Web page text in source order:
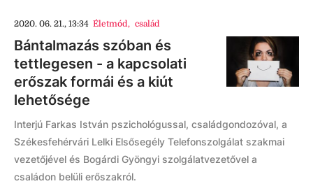
2020. 06. 21., 13:34 Életmód, család
Bántalmazás szóban és
tettlegesen - a kapcsolati
erőszak formái és a kiút
lehetősége
Interjú Farkas István pszichológussal, családgondozóval, a
Székesfehérvári Lelki Elsősegély Telefonszolgálat szakmai
vezetőjével és Bogárdi Gyöngyi szolgálatvezetővel a
családon belüli erőszakról.